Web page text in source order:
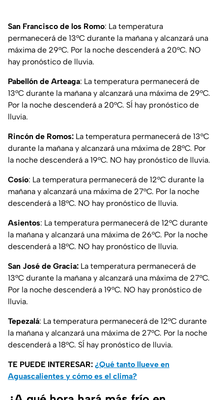
San Francisco de los Romo: La temperatura
permanecerá de 13°C durante la mañana y alcanzará una
máxima de 29°C. Por la noche descenderá a 20°C. NO
hay pronóstico de lluvia.
Pabellón de Arteaga: La temperatura permanecerá de
13°C durante la mañana y alcanzará una máxima de 29°C.
Por la noche descenderá a 20°C. SÍ hay pronóstico de
lluvia.
Rincón de Romos: La temperatura permanecerá de 13°C
durante la mañana y alcanzará una máxima de 28°C. Por
la noche descenderá a 19°C. NO hay pronóstico de lluvia.
Cosío: La temperatura permanecerá de 12°C durante la
mañana y alcanzará una máxima de 27°C. Por la noche
descenderá a 18°C. NO hay pronóstico de lluvia.
Asientos: La temperatura permanecerá de 12°C durante
la mañana y alcanzará una máxima de 26°C. Por la noche
descenderá a 18°C. NO hay pronóstico de lluvia.
San José de Gracia: La temperatura permanecerá de
13°C durante la mañana y alcanzará una máxima de 27°C.
Por la noche descenderá a 19°C. NO hay pronóstico de
lluvia.
Tepezalá: La temperatura permanecerá de 12°C durante
la mañana y alcanzará una máxima de 27°C. Por la noche
descenderá a 18°C. SÍ hay pronóstico de lluvia.
TE PUEDE INTERESAR: ¿Qué tanto llueve en
Aguascalientes y cómo es el clima?